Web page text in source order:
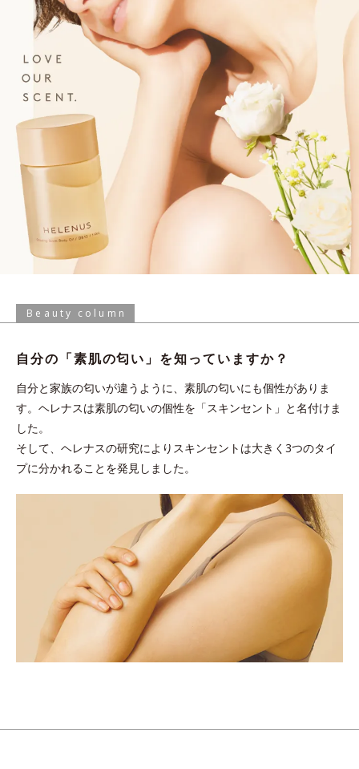
Beauty column
自分の「素肌の匂い」を知っていますか？
自分と家族の匂いが違うように、素肌の匂いにも個性がありま
す。ヘレナスは素肌の匂いの個性を「スキンセント」と名付けま
した。
そして、ヘレナスの研究によりスキンセントは大きく3つのタイ
プに分かれることを発見しました。